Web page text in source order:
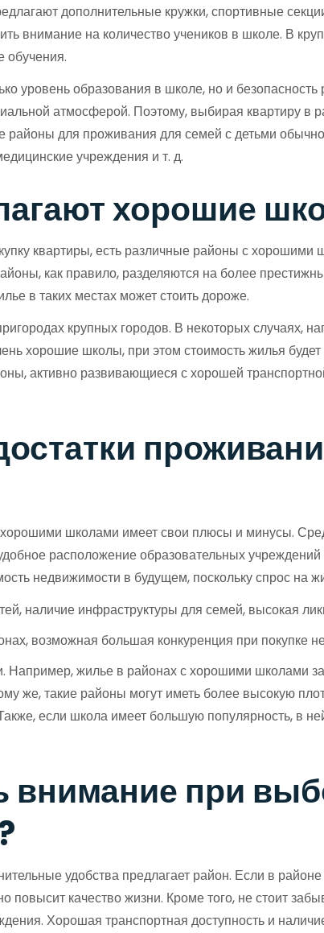
дополнительные кружки, спортивные
внимание на количество учеников в школе. В
обучения.
уровень образования в школе, но и
атмосферой. Поэтому, выбирая квартиру в
районы для проживания для семей с детьми
учреждения и т. д.
хорошие
квартиры, есть различные районы с
как правило, разделяются на более
в таких местах может стоить дороже.
крупных городов. В некоторых случаях,
хорошие школы, при этом стоимость жилья
активно развивающиеся с хорошей
школами имеет свои плюсы и минусы.
расположение образовательных
недвижимости в будущем, поскольку спрос на
наличие инфраструктуры для семей, высокая
возможная большая конкуренция при покупке
жилье в районах с хорошими школами
же, такие районы могут иметь более высокую
если школа имеет большую популярность, в
внимание при
удобства предлагает район. Если в районе
качество жизни. Кроме того, не стоит
Хорошая транспортная доступность и